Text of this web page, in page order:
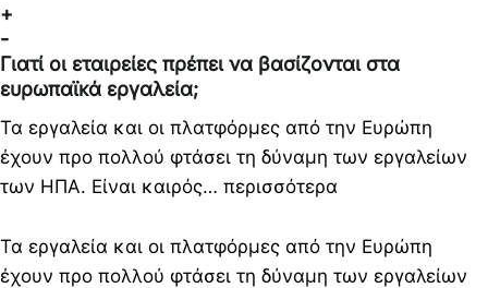
+
-
Γιατί οι εταιρείες πρέπει να βασίζονται στα
ευρωπαϊκά εργαλεία;
Τα εργαλεία και οι πλατφόρμες από την Ευρώπη
έχουν προ πολλού φτάσει τη δύναμη των εργαλείων
των ΗΠΑ. Είναι καιρός… περισσότερα
Τα εργαλεία και οι πλατφόρμες από την Ευρώπη
έχουν προ πολλού φτάσει τη δύναμη των εργαλείων